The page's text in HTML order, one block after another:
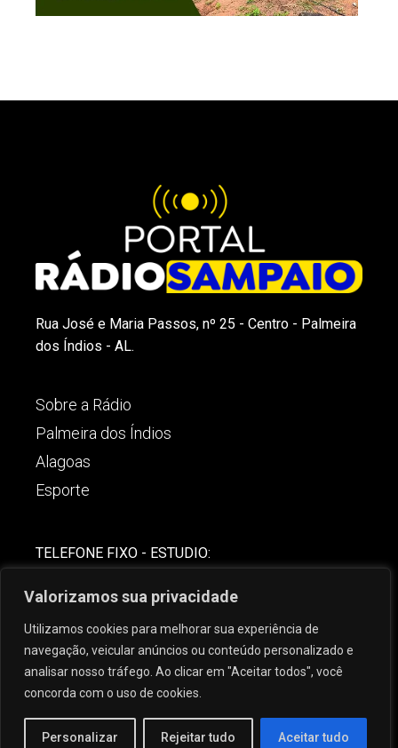
Valorizamos sua privacidade
Utilizamos cookies para melhorar sua experiência de
navegação, veicular anúncios ou conteúdo personalizado e
analisar nosso tráfego. Ao clicar em "Aceitar todos", você
concorda com o uso de cookies.
Personalizar Rejeitar tudo Aceitar tudo
Rua José e Maria Passos, nº 25 - Centro - Palmeira
dos Índios - AL.
Sobre a Rádio
Palmeira dos Índios
Alagoas
Esporte
TELEFONE FIXO - ESTUDIO:
(82) 99621-8806